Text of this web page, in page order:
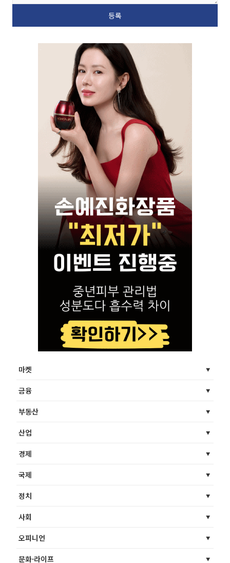
마켓
금융
부동산
산업
경제
국제
정치
사회
오피니언
문화·라이프